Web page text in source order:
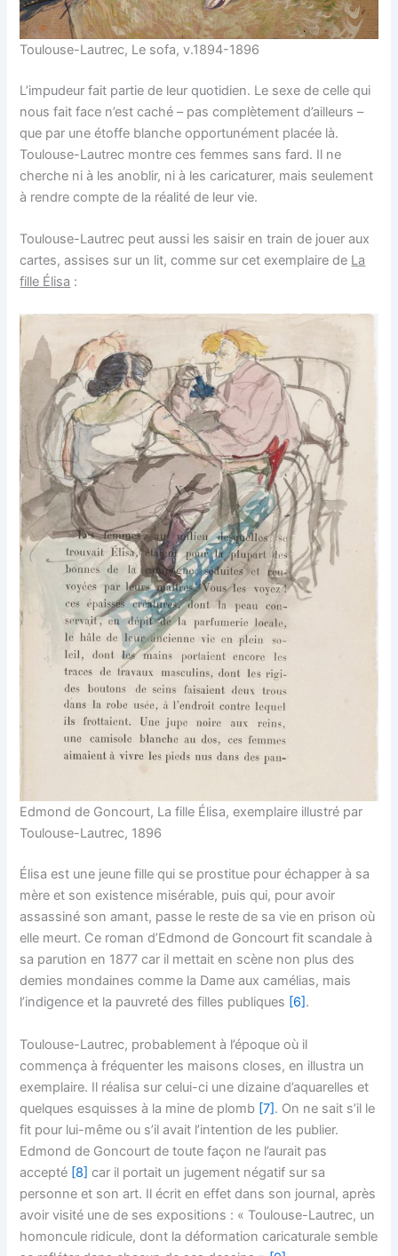
Toulouse-Lautrec, Le sofa, v.1894-1896
L’impudeur fait partie de leur quotidien. Le sexe de celle qui
nous fait face n’est caché – pas complètement d’ailleurs –
que par une étoffe blanche opportunément placée là.
Toulouse-Lautrec montre ces femmes sans fard. Il ne
cherche ni à les anoblir, ni à les caricaturer, mais seulement
à rendre compte de la réalité de leur vie.
Toulouse-Lautrec peut aussi les saisir en train de jouer aux
cartes, assises sur un lit, comme sur cet exemplaire de La
fille Élisa :
Edmond de Goncourt, La fille Élisa, exemplaire illustré par
Toulouse-Lautrec, 1896
Élisa est une jeune fille qui se prostitue pour échapper à sa
mère et son existence misérable, puis qui, pour avoir
assassiné son amant, passe le reste de sa vie en prison où
elle meurt. Ce roman d’Edmond de Goncourt fit scandale à
sa parution en 1877 car il mettait en scène non plus des
demies mondaines comme la Dame aux camélias, mais
l’indigence et la pauvreté des filles publiques [6] .
Toulouse-Lautrec, probablement à l’époque où il
commença à fréquenter les maisons closes, en illustra un
exemplaire. Il réalisa sur celui-ci une dizaine d’aquarelles et
quelques esquisses à la mine de plomb [7]. On ne sait s’il le
fit pour lui-même ou s’il avait l’intention de les publier.
Edmond de Goncourt de toute façon ne l’aurait pas
accepté [8] car il portait un jugement négatif sur sa
personne et son art. Il écrit en effet dans son journal, après
avoir visité une de ses expositions : « Toulouse-Lautrec, un
homoncule ridicule, dont la déformation caricaturale semble